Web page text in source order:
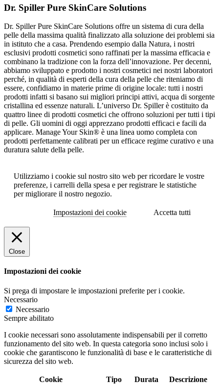
Dr. Spiller Pure SkinCare Solutions
Dr. Spiller Pure SkinCare Solutions offre un sistema di cura della
pelle della massima qualità finalizzato alla soluzione dei problemi sia
in istituto che a casa. Prendendo esempio dalla Natura, i nostri
esclusivi prodotti cosmetici sono raffinati per la massima efficacia e
combinano la tradizione con la forza dell’innovazione. Per decenni,
abbiamo sviluppato e prodotto i nostri cosmetici nei nostri laboratori
perché, in qualità di esperti della cura della pelle che riteniamo di
essere, confidiamo in materie prime di origine locale: tutti i nostri
prodotti infatti si basano sui migliori principi attivi, acqua di sorgente
cristallina ed essenze naturali. L’universo Dr. Spiller è costituito da
quattro linee di prodotti cosmetici che offrono soluzioni per tutti i tipi
di pelle. Gli uomini di oggi apprezzano prodotti efficaci e facili da
applicare. Manage Your Skin® è una linea uomo completa con
prodotti perfettamente calibrati per un efficace regime curativo e una
duratura salute della pelle.
Utilizziamo i cookie sul nostro sito web per ricordare le vostre
preferenze, i carrelli della spesa e per registrare le statistiche
per migliorare il nostro negozio.
Impostazioni dei cookie Accetta tutti
Close
Impostazioni dei cookie
Si prega di impostare le impostazioni preferite per i cookie.
Necessario
Necessario
Sempre abilitato
I cookie necessari sono assolutamente indispensabili per il corretto
funzionamento del sito web. In questa categoria sono inclusi solo i
cookie che garantiscono le funzionalità di base e le caratteristiche di
sicurezza del sito web.
Cookie Tipo Durata Descrizione